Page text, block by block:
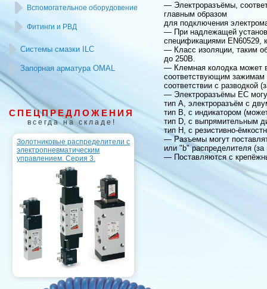
Вспомогательное оборудовение
Фитинги и РВД
Системы смазки ILC
Запорная арматура OMAL
СПЕЦПРЕДЛОЖЕНИЯ
всегда на складе!
Золотниковые распределители с
электропневматическим
управлением. Серия 3.
— Электроразъёмы,
главным образом
для подключения
— При надлежащей
спецификациями EN60529,
— Класс изоляции, таким
до 250В.
— Клемная колодка может
соответствующим зажимам
соответствии с разводкой
— Электроразъёмы EC
тип A, электроразъём с
тип B, с индикатором
тип D, с выпрямительным
тип H, с резистивно-
— Разъемы могут
или "b" распределителя
— Поставляются с